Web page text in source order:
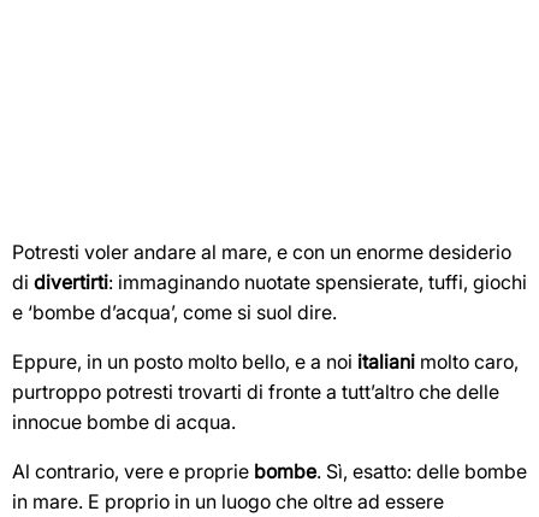
Potresti voler andare al mare, e con un enorme desiderio
di divertirti: immaginando nuotate spensierate, tuffi, giochi
e ‘bombe d’acqua’, come si suol dire.
Eppure, in un posto molto bello, e a noi italiani molto caro,
purtroppo potresti trovarti di fronte a tutt’altro che delle
innocue bombe di acqua.
Al contrario, vere e proprie bombe. Sì, esatto: delle bombe
in mare. E proprio in un luogo che oltre ad essere